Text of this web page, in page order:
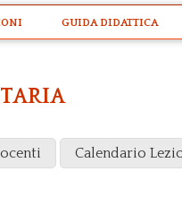
Guida Didattica
Calendario